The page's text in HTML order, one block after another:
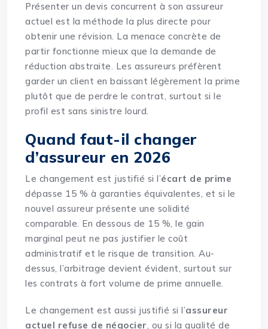
Présenter un devis concurrent à son assureur
actuel est la méthode la plus directe pour
obtenir une révision. La menace concrète de
partir fonctionne mieux que la demande de
réduction abstraite. Les assureurs préfèrent
garder un client en baissant légèrement la prime
plutôt que de perdre le contrat, surtout si le
profil est sans sinistre lourd.
Quand faut-il changer
d’assureur en 2026
Le changement est justifié si l’écart de prime
dépasse 15 % à garanties équivalentes, et si le
nouvel assureur présente une solidité
comparable. En dessous de 15 %, le gain
marginal peut ne pas justifier le coût
administratif et le risque de transition. Au-
dessus, l’arbitrage devient évident, surtout sur
les contrats à fort volume de prime annuelle.
Le changement est aussi justifié si l’assureur
actuel refuse de négocier, ou si la qualité de